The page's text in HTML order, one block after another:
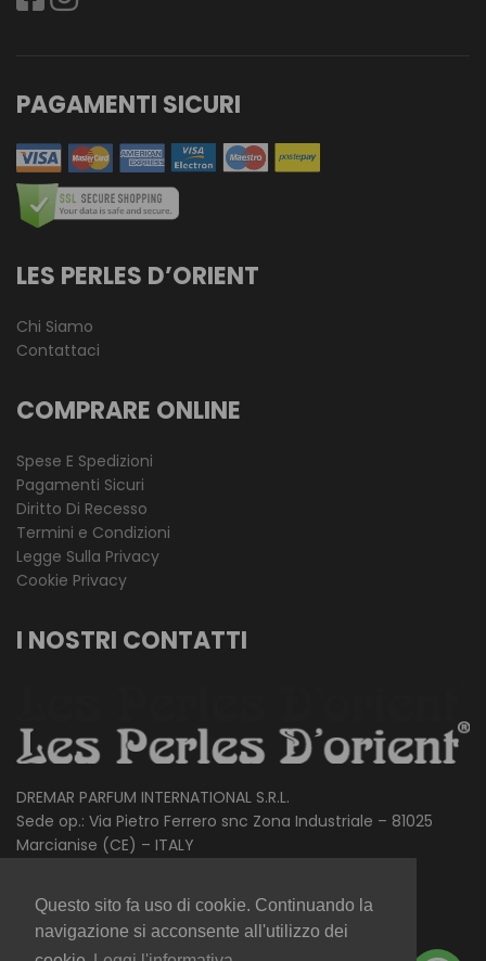
Questo sito fa uso di cookie. Continuando la
navigazione si acconsente all'utilizzo dei
PAGAMENTI SICURI
LES PERLES D’ORIENT
Chi Siamo
Contattaci
COMPRARE ONLINE
Spese E Spedizioni
Pagamenti Sicuri
Diritto Di Recesso
Termini e Condizioni
Legge Sulla Privacy
Cookie Privacy
I NOSTRI CONTATTI
DREMAR PARFUM INTERNATIONAL S.R.L.
Sede op.: Via Pietro Ferrero snc Zona Industriale – 81025
Marcianise (CE) – ITALY
Mail.info@lesperlesdorient.com